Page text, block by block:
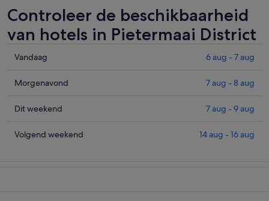
Controleer de beschikbaarheid
van hotels in Pietermaai District
Prijzen
Pietermaai
voor
6
Vandaag 6 aug - 7 aug
Prijzen
Pietermaai
voor
Morgenavond 7 aug - 8 aug
Prijzen
Pietermaai
Dit weekend 7 aug - 9 aug
Prijzen
Volgend weekend 14 aug - 16 aug